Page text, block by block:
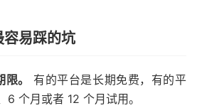
易踩的坑
。
有的平台是长期免费，有的平
个月或者 12 个月试用。